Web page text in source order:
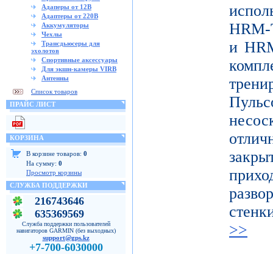
Адаперы от 12В
Адаптеры от 220В
Аккумуляторы
Чехлы
Трансдьюсеры для
эхолотов
Спортивные аксессуары
Для экшн-камеры VIRB
Антенны
Список товаров
ПРАЙС ЛИСТ
КОРЗИНА
В корзине товаров: 0
На сумму: 0
Просмотр корзины
СЛУЖБА ПОДДЕРЖКИ
216743646
635369569
Служба поддержки пользователей
навигаторов GARMIN (без выходных)
support@gps.kz
+7-700-6030000
и
>>